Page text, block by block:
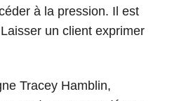
à la pression. Il est
un client exprimer
Tracey Hamblin,